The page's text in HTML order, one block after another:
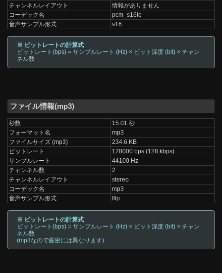
チャンネルレイアウト
情報がありません
コーデック名
pcm_s16le
音声サンプル形式
s16
※ ビットレートの計算式
ビットレート(bps) = サンプルレート (Hz) × ビット深度 (bit) × チャン
ネル数
ファイル情報(mp3)
秒数
15.01 秒
フォーマット名
mp3
ファイルサイズ (mp3)
234.6 KB
ビットレート
128000 bps (128 kbps)
サンプルレート
44100 Hz
チャンネル数
2
チャンネルレイアウト
stereo
コーデック名
mp3
音声サンプル形式
fltp
※ ビットレートの計算式
ビットレート(bps) = サンプルレート (Hz) × ビット深度 (bit) × チャン
ネル数
(mp3なので厳密には異なります)